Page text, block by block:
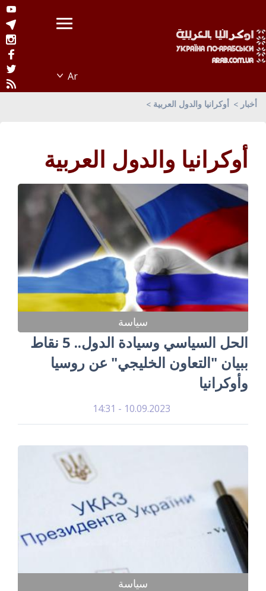
أخبار أوكرانيا والدول العربية
أوكرانيا والدول العربية
سياسة
الحل السياسي وسيادة الدول.. 5 نقاط
ببيان "التعاون الخليجي" عن روسيا
وأوكرانيا
10.09.2023 - 14:31
سياسة